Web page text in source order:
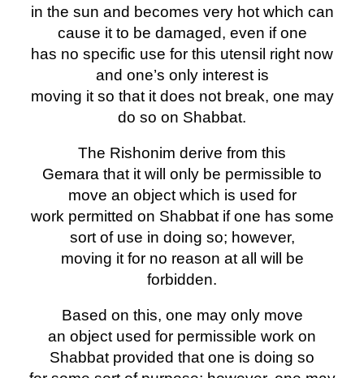
in the sun and becomes very hot which can
cause it to be damaged, even if one
has no specific use for this utensil right now
and one’s only interest is
moving it so that it does not break, one may
do so on Shabbat.
The Rishonim derive from this
Gemara that it will only be permissible to
move an object which is used for
work permitted on Shabbat if one has some
sort of use in doing so; however,
moving it for no reason at all will be
forbidden.
Based on this, one may only move
an object used for permissible work on
Shabbat provided that one is doing so